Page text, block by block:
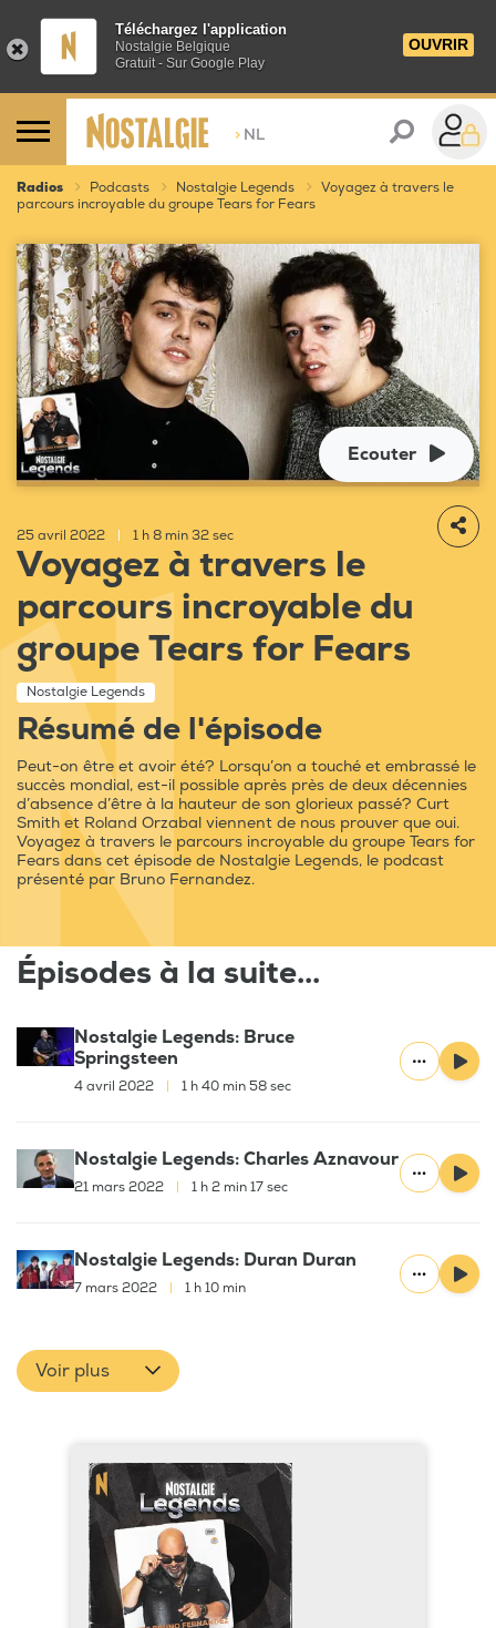
Téléchargez l'application
Nostalgie Belgique
Gratuit - Sur Google Play
OUVRIR
> NL
Radios Podcasts Nostalgie Legends
Voyagez à travers le
parcours incroyable du groupe Tears for Fears
Ecouter
25 avril 2022 1 h 8 min 32 sec
Voyagez à travers le
parcours incroyable du
groupe Tears for Fears
Nostalgie Legends
Résumé de l'épisode
Peut-on être et avoir été? Lorsqu’on a touché et embrassé le
succès mondial, est-il possible après près de deux décennies
d’absence d’être à la hauteur de son glorieux passé? Curt
Smith et Roland Orzabal viennent de nous prouver que oui.
Voyagez à travers le parcours incroyable du groupe Tears for
Fears dans cet épisode de Nostalgie Legends, le podcast
présenté par Bruno Fernandez.
Épisodes à la suite...
Nostalgie Legends: Bruce
Springsteen
4 avril 2022 1 h 40 min 58 sec
Nostalgie Legends: Charles Aznavour
21 mars 2022 1 h 2 min 17 sec
Nostalgie Legends: Duran Duran
7 mars 2022 1 h 10 min
Voir plus